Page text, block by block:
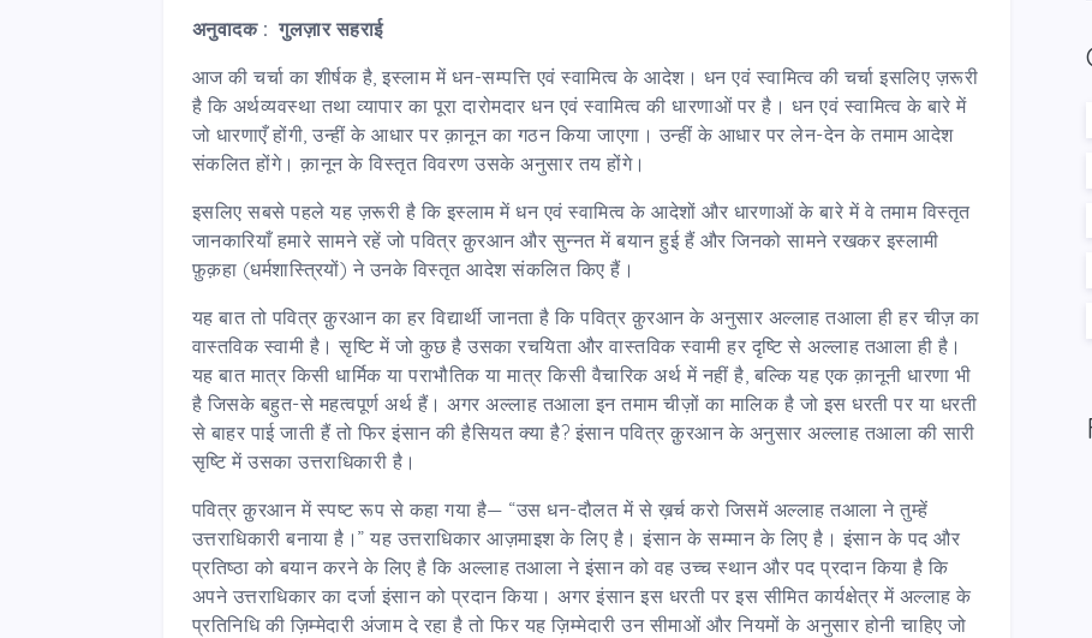
अनुवादक :गुलज़ार सहराई
आज की चर्चा का शीर्षक है, इस्लाम में धन-सम्पत्ति एवं स्वामित्व के आदेश। धन एवं स्वामित्व की चर्चा इसलिए ज़रूरी
है कि अर्थव्यवस्था तथा व्यापार का पूरा दारोमदार धन एवं स्वामित्व की धारणाओं पर है। धन एवं स्वामित्व के बारे में
जो धारणाएँ होंगी, उन्हीं के आधार पर क़ानून का गठन किया जाएगा। उन्हीं के आधार पर लेन-देन के तमाम आदेश
संकलित होंगे। क़ानून के विस्तृत विवरण उसके अनुसार तय होंगे।
इसलिए सबसे पहले यह ज़रूरी है कि इस्लाम में धन एवं स्वामित्व के आदेशों और धारणाओं के बारे में वे तमाम विस्तृत
जानकारियाँ हमारे सामने रहें जो पवित्र क़ुरआन और सुन्नत में बयान हुई हैं और जिनको सामने रखकर इस्लामी
फ़ुक़हा (धर्मशास्त्रियों) ने उनके विस्तृत आदेश संकलित किए हैं।
यह बात तो पवित्र क़ुरआन का हर विद्यार्थी जानता है कि पवित्र क़ुरआन के अनुसार अल्लाह तआला ही हर चीज़ का
वास्तविक स्वामी है। सृष्टि में जो कुछ है उसका रचयिता और वास्तविक स्वामी हर दृष्टि से अल्लाह तआला ही है।
यह बात मात्र किसी धार्मिक या पराभौतिक या मात्र किसी वैचारिक अर्थ में नहीं है, बल्कि यह एक क़ानूनी धारणा भी
है जिसके बहुत-से महत्वपूर्ण अर्थ हैं। अगर अल्लाह तआला इन तमाम चीज़ों का मालिक है जो इस धरती पर या धरती
से बाहर पाई जाती हैं तो फिर इंसान की हैसियत क्या है? इंसान पवित्र क़ुरआन के अनुसार अल्लाह तआला की सारी
सृष्टि में उसका उत्तराधिकारी है।
पवित्र क़ुरआन में स्पष्ट रूप से कहा गया है— “उस धन-दौलत में से ख़र्च करो जिसमें अल्लाह तआला ने तुम्हें
उत्तराधिकारी बनाया है।” यह उत्तराधिकार आज़माइश के लिए है। इंसान के सम्मान के लिए है। इंसान के पद और
प्रतिष्ठा को बयान करने के लिए है कि अल्लाह तआला ने इंसान को वह उच्च स्थान और पद प्रदान किया है कि
अपने उत्तराधिकार का दर्जा इंसान को प्रदान किया। अगर इंसान इस धरती पर इस सीमित कार्यक्षेत्र में अल्लाह के
प्रतिनिधि की ज़िम्मेदारी अंजाम दे रहा है तो फिर यह ज़िम्मेदारी उन सीमाओं और नियमों के अनुसार होनी चाहिए जो